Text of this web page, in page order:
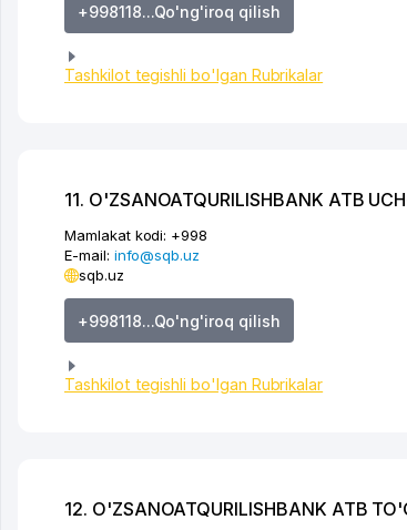
+998118...Qo'ng'iroq qilish
Tashkilot tegishli bo'lgan Rubrikalar
11. O'ZSANOATQURILISHBANK ATB
Mamlakat kodi: +998
E-mail: info@sqb.uz
sqb.uz
+998118...Qo'ng'iroq qilish
Tashkilot tegishli bo'lgan Rubrikalar
12. O'ZSANOATQURILISHBANK ATB